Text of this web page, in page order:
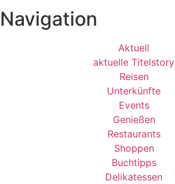
Navigation
Aktuell
aktuelle Titelstory
Reisen
Unterkünfte
Events
Genießen
Restaurants
Shoppen
Buchtipps
Delikatessen